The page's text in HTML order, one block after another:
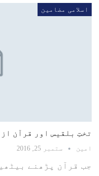
اسلامی مضامین
تختِ بلقیس اور قرآن
امین ستمبر 25, 2016
جب قرآن پڑھنے